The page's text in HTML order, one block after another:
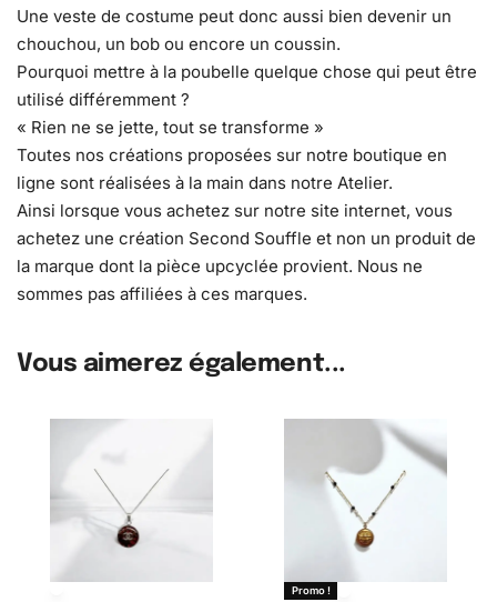
Une veste de costume peut donc aussi bien devenir un
chouchou, un bob ou encore un coussin.
Pourquoi mettre à la poubelle quelque chose qui peut être
utilisé différemment ?
« Rien ne se jette, tout se transforme »
Toutes nos créations proposées sur notre boutique en
ligne sont réalisées à la main dans notre Atelier.
Ainsi lorsque vous achetez sur notre site internet, vous
achetez une création Second Souffle et non un produit de
la marque dont la pièce upcyclée provient. Nous ne
sommes pas affiliées à ces marques.
Vous aimerez également...
Promo !